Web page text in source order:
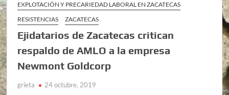
EXPLOTACIÓN Y PRECARIEDAD LABORAL EN ZACATECAS
RESISTENCIAS
ZACATECAS
Ejidatarios de Zacatecas critican
respaldo de AMLO a la empresa
Newmont Goldcorp
grieta 24 octubre, 2019